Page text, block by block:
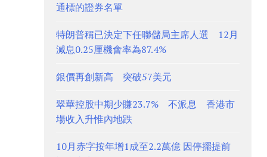
通標的證券名單
特朗普稱已決定下任聯儲局主席人選 12月
減息0.25厘機會率為87.4%
銀價再創新高 突破57美元
翠華控股中期少賺23.7% 不派息 香港市
場收入升惟內地跌
10月赤字按年增1成至2.2萬億 因停擺提前